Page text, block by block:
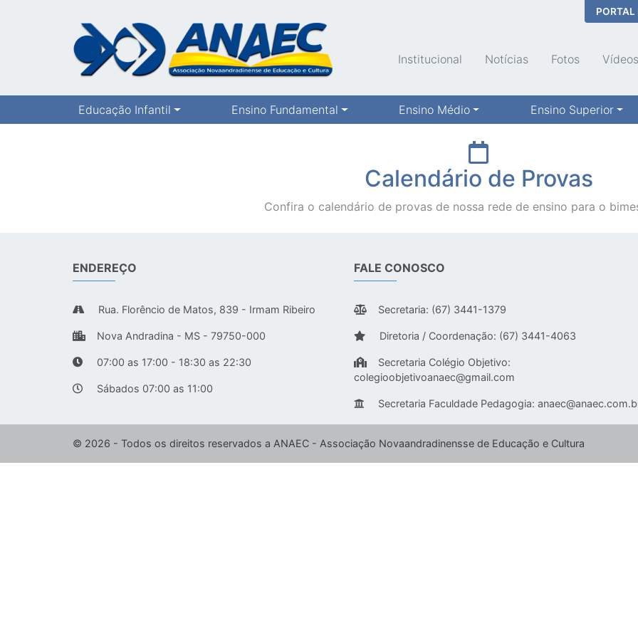
PORTAL
Institucional Notícias Fotos Vídeos
Educação Infantil Ensino Fundamental Ensino Médio Ensino Superior
Calendário de Provas
Confira o calendário de provas de nossa rede de ensino para o
ENDEREÇO
Rua. Florêncio de Matos, 839 - Irmam Ribeiro
Nova Andradina - MS - 79750-000
07:00 as 17:00 - 18:30 as 22:30
Sábados 07:00 as 11:00
FALE CONOSCO
Secretaria: (67) 3441-1379
Diretoria / Coordenação: (67) 3441-4063
Secretaria Colégio Objetivo:
colegioobjetivoanaec@gmail.com
Secretaria Faculdade Pedagogia:
© 2026 - Todos os direitos reservados a ANAEC - Associação Novaandradinensse de Educação e Cultura